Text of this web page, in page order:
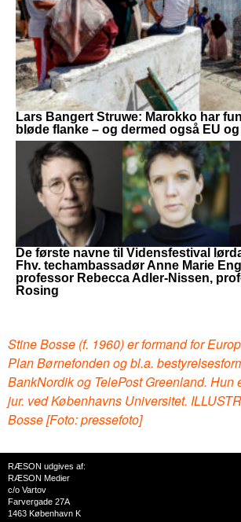
Lars Bangert Struwe: Marokko har
bløde flanke – og dermed også EU
De første navne til Vidensfestival
Fhv. techambassadør Anne Marie
professor Rebecca Adler-Nissen,
Rosing
Stine Bosse (f. 1960) er formand for
Plan Børnefonden og bl.a.
BankNordik og TelePost Greenland. Hun
jur. ved Københavns Universitet.
Bosse [Foto: pressefoto]
RÆSON udgives af:
RÆSON Medier
c/o Vartov
Farvergade 27A
1463 København K